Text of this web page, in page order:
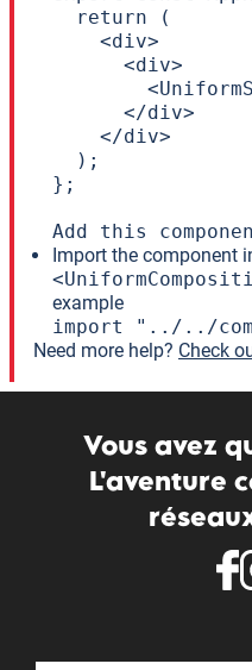
  return (
    <div>
      <div>
      </div>
    </div>
  );
};
Add this
Import the component
example
import "../../
Need more help? Check
Vous avez
L'aventure